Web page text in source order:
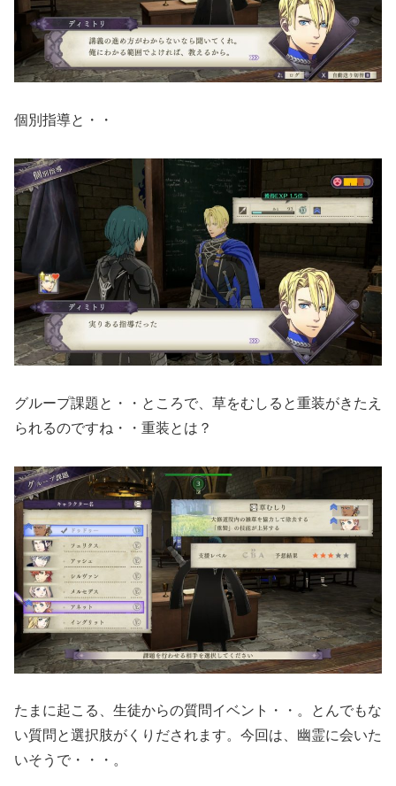
個別指導と・・
グループ課題と・・ところで、草をむしると重装がきたえ
られるのですね・・重装とは？
たまに起こる、生徒からの質問イベント・・。とんでもな
い質問と選択肢がくりだされます。今回は、幽霊に会いた
いそうで・・・。